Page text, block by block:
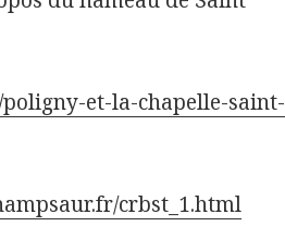
et-la-chapelle-saint-
crbst_1.html